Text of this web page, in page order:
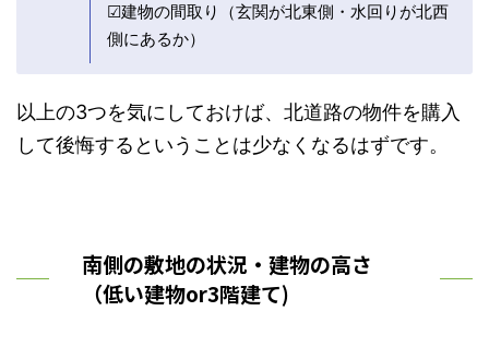
☑建物の間取り（玄関が北東側・水回りが北西
側にあるか）
以上の3つを気にしておけば、北道路の物件を購入
して後悔するということは少なくなるはずです。
南側の敷地の状況・建物の高さ
（低い建物or3階建て)